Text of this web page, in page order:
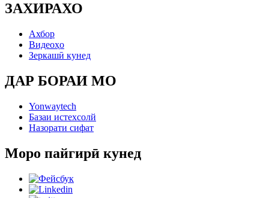
ЗАХИРАХО
Ахбор
Видеоҳо
Зеркашӣ кунед
ДАР БОРАИ МО
Yonwaytech
Базаи истехсолй
Назорати сифат
Моро пайгирӣ кунед